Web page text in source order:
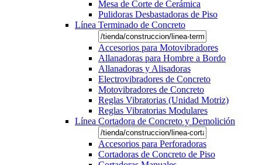
Mesa de Corte de Cerámica
Pulidoras Desbastadoras de Piso
Línea Terminado de Concreto
Accesorios para Motovibradores
Allanadoras para Hombre a Bordo
Allanadoras y Alisadoras
Electrovibradores de Concreto
Motovibradores de Concreto
Reglas Vibratorias (Unidad Motriz)
Reglas Vibratorias Modulares
Línea Cortadora de Concreto y Demolición
Accesorios para Perforadoras
Cortadoras de Concreto de Piso